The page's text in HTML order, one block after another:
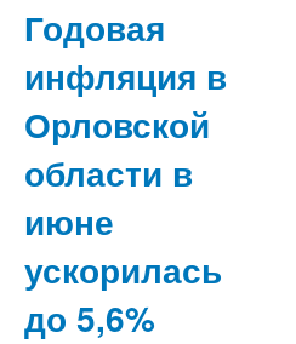
Годовая
инфляция в
Орловской
области в
июне
ускорилась
до 5,6%